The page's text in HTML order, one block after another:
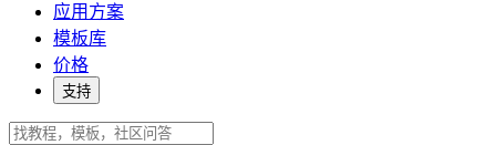
应用方案
模板库
价格
支持